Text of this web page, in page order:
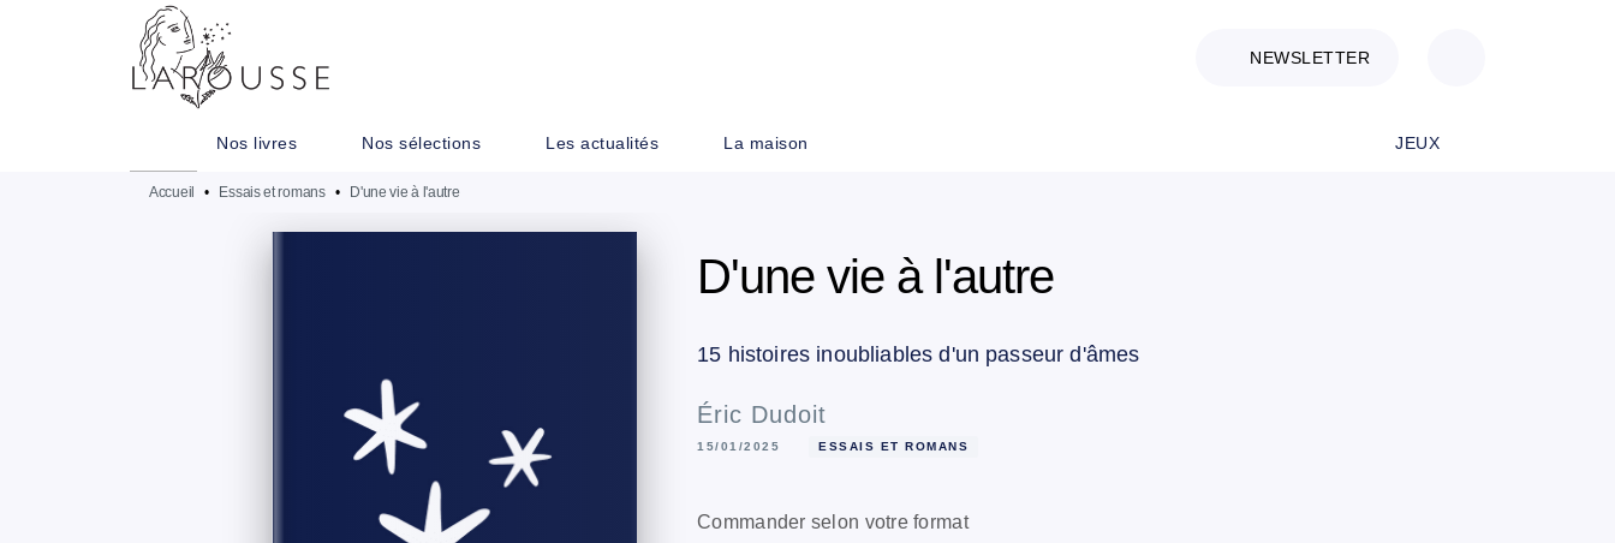
MENU
NEWSLETTER
Nos livres Nos sélections Les actualités La maison JEUX
Accueil • Essais et romans • D'une vie à l'autre
D'une vie à l'autre
15 histoires inoubliables d'un passeur d'âmes
Éric Dudoit
15/01/2025 ESSAIS ET ROMANS
Commander selon votre format